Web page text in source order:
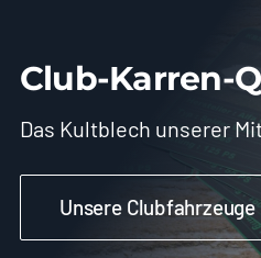
Club-Karren-
Das Kultblech unserer
Unsere Clubfahrzeuge